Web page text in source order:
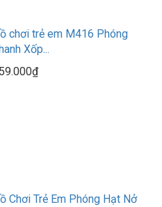
chơi trẻ em M416 Phóng
Xốp...
Chơi Trẻ Em Phóng Hạt Nở